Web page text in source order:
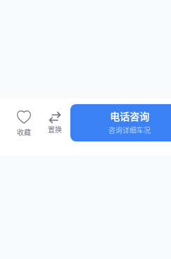
收藏 置换
电话咨询
咨询详细车况
车源